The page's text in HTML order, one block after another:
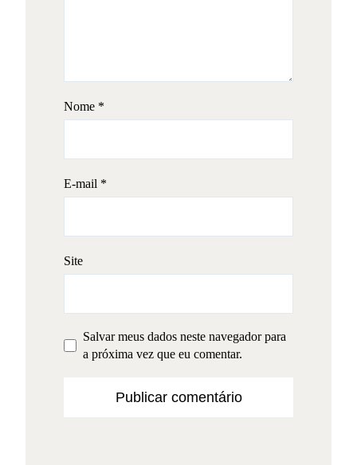
Nome *
E-mail *
Site
Salvar meus dados neste navegador para
a próxima vez que eu comentar.